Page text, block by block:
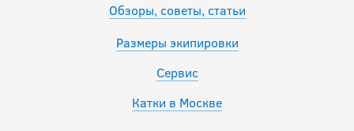
Обзоры, советы, статьи
Размеры экипировки
Сервис
Катки в Москве